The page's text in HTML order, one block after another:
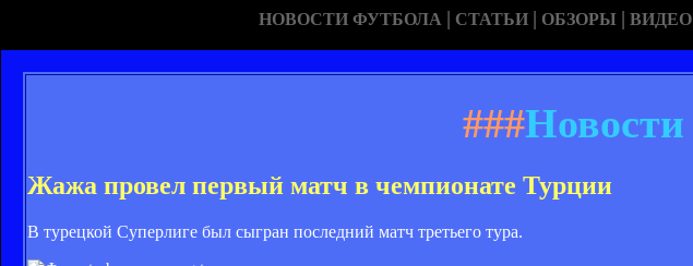
НОВОСТИ ФУТБОЛА | СТАТЬИ | ОБЗОРЫ | ВИДЕО
###Новости
Жажа провел первый матч в чемпионате Турции
В турецкой Суперлиге был сыгран последний матч третьего тура.